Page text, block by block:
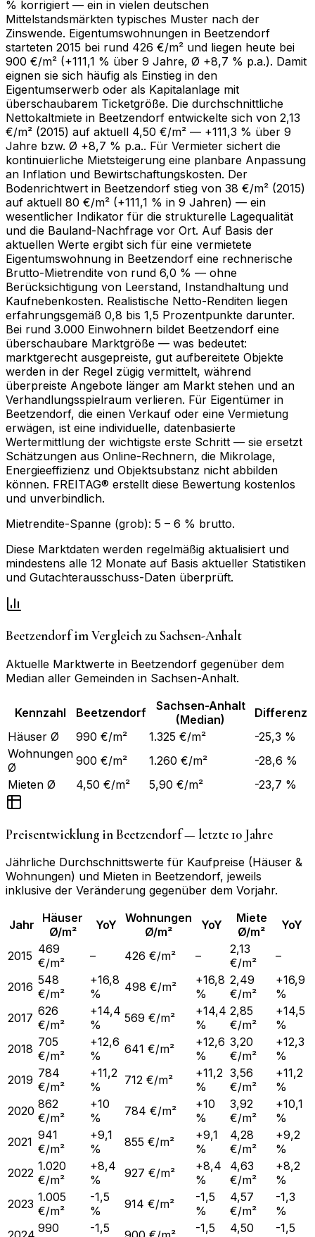
% korrigiert — ein in vielen deutschen
Mittelstandsmärkten typisches Muster nach der
Zinswende. Eigentumswohnungen in Beetzendorf
starteten 2015 bei rund 426 €/m² und liegen heute bei
900 €/m² (+111,1 % über 9 Jahre, Ø +8,7 % p.a.). Damit
eignen sie sich häufig als Einstieg in den
Eigentumserwerb oder als Kapitalanlage mit
überschaubarem Ticketgröße. Die durchschnittliche
Nettokaltmiete in Beetzendorf entwickelte sich von 2,13
€/m² (2015) auf aktuell 4,50 €/m² — +111,3 % über 9
Jahre bzw. Ø +8,7 % p.a.. Für Vermieter sichert die
kontinuierliche Mietsteigerung eine planbare Anpassung
an Inflation und Bewirtschaftungskosten. Der
Bodenrichtwert in Beetzendorf stieg von 38 €/m² (2015)
auf aktuell 80 €/m² (+111,1 % in 9 Jahren) — ein
wesentlicher Indikator für die strukturelle Lagequalität
und die Bauland-Nachfrage vor Ort. Auf Basis der
aktuellen Werte ergibt sich für eine vermietete
Eigentumswohnung in Beetzendorf eine rechnerische
Brutto-Mietrendite von rund 6,0 % — ohne
Berücksichtigung von Leerstand, Instandhaltung und
Kaufnebenkosten. Realistische Netto-Renditen liegen
erfahrungsgemäß 0,8 bis 1,5 Prozentpunkte darunter.
Bei rund 3.000 Einwohnern bildet Beetzendorf eine
überschaubare Marktgröße — was bedeutet:
marktgerecht ausgepreiste, gut aufbereitete Objekte
werden in der Regel zügig vermittelt, während
überpreiste Angebote länger am Markt stehen und an
Verhandlungsspielraum verlieren. Für Eigentümer in
Beetzendorf, die einen Verkauf oder eine Vermietung
erwägen, ist eine individuelle, datenbasierte
Wertermittlung der wichtigste erste Schritt — sie ersetzt
Schätzungen aus Online-Rechnern, die Mikrolage,
Energieeffizienz und Objektsubstanz nicht abbilden
können. FREITAG® erstellt diese Bewertung kostenlos
und unverbindlich.
Mietrendite-Spanne (grob): 5 – 6 % brutto.
Diese Marktdaten werden regelmäßig aktualisiert und
mindestens alle 12 Monate auf Basis aktueller Statistiken
und Gutachterausschuss-Daten überprüft.
Beetzendorfim Vergleich zu Sachsen-Anhalt
Aktuelle Marktwerte in Beetzendorf gegenüber dem
Median aller Gemeinden in Sachsen-Anhalt.
Kennzahl Beetzendorf
Sachsen-Anhalt
(Median)
Differenz
Häuser Ø
990 €/m² 1.325 €/m²
-25,3 %
Wohnungen
Ø
900 €/m² 1.260 €/m²
-28,6 %
Mieten Ø
4,50 €/m² 5,90 €/m² -23,7 %
Preisentwicklung inBeetzendorf— letzte 10 Jahre
Jährliche Durchschnittswerte für Kaufpreise (Häuser &
Wohnungen) und Mieten in Beetzendorf, jeweils
inklusive der Veränderung gegenüber dem Vorjahr.
Jahr
Häuser
Ø/m²
YoY
Wohnungen
Ø/m²
YoY
Miete
Ø/m²
YoY
2015 469
€/m²
– 426 €/m² –
2,13
€/m²
–
2016 548
€/m²
+16,8
%
498 €/m²
+16,8
%
2,49
€/m²
+16,9
%
2017 626
€/m²
+14,4
%
569 €/m²
+14,4
%
2,85
€/m²
+14,5
%
2018 705
€/m²
+12,6
%
641 €/m²
+12,6
%
3,20
€/m²
+12,3
%
2019 784
€/m²
+11,2
%
712 €/m²
+11,2
%
3,56
€/m²
+11,2
%
2020 862
€/m²
+10
%
784 €/m²
+10
%
3,92
€/m²
+10,1
%
2021 941
€/m²
+9,1
%
855 €/m²
+9,1
%
4,28
€/m²
+9,2
%
2022 1.020
€/m²
+8,4
%
927 €/m²
+8,4
%
4,63
€/m²
+8,2
%
2023 1.005
€/m²
-1,5
%
914 €/m²
-1,5
%
4,57
€/m²
-1,3
%
990
-1,5
-1,5
4,50
-1,5